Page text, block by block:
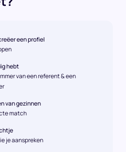
een profiel
hebt
van een referent & een
van gezinnen
match
je aanspreken